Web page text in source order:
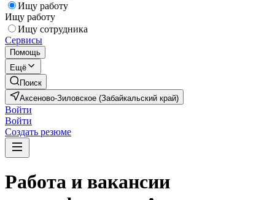
Ищу работу
Ищу работу
Ищу сотрудника
Сервисы
Помощь
Ещё
Поиск
Аксеново-Зиловское (Забайкальский край)
Войти
Войти
Создать резюме
Работа и вакансии